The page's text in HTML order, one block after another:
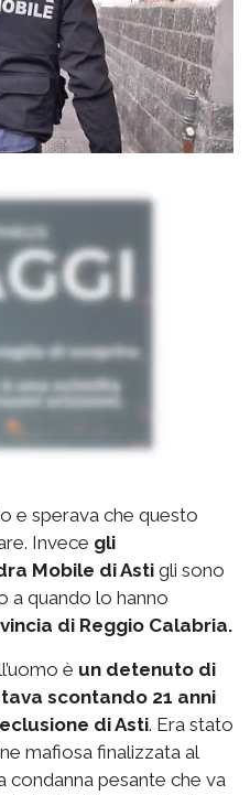
e sperava che questo
Invece gli
Mobile di Asti gli sono
a quando lo hanno
di Reggio Calabria.
è un detenuto di
scontando 21 anni
di Asti. Era stato
mafiosa finalizzata al
condanna pesante che va